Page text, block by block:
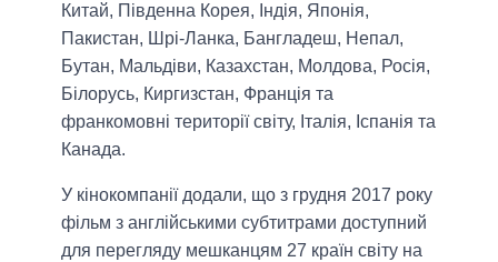
Китай, Південна Корея, Індія, Японія,
Пакистан, Шрі-Ланка, Бангладеш, Непал,
Бутан, Мальдіви, Казахстан, Молдова, Росія,
Білорусь, Киргизстан, Франція та
франкомовні території світу, Італія, Іспанія та
Канада.
У кінокомпанії додали, що з грудня 2017 року
фільм з англійськими субтитрами доступний
для перегляду мешканцям 27 країн світу на